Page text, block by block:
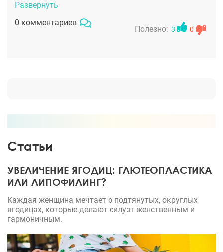
Развернуть
0 комментариев
Полезно: 3 0
Статьи
УВЕЛИЧЕНИЕ ЯГОДИЦ: ГЛЮТЕОПЛАСТИКА
ИЛИ ЛИПОФИЛИНГ?
Каждая женщина мечтает о подтянутых, округлых
ягодицах, которые делают силуэт женственным и
гармоничным.